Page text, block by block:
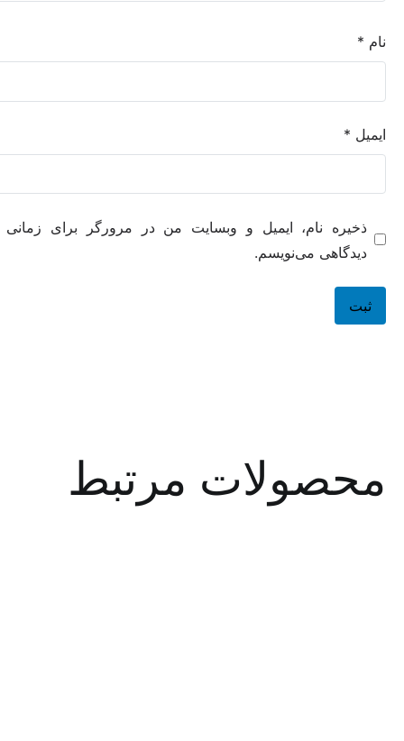
نام، ایمیل و وبسایت من در مرورگر برای زمانی که دوباره
می‌نویسم.
مرتبط